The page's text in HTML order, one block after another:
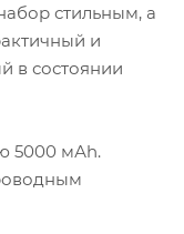
стильным, а
и
в состоянии
5000 мАh.